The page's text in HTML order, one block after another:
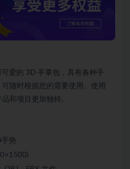
爱的 3D 手掌包，具有各种手
随时根据您的需要使用。使用
和项目更加独特。
势